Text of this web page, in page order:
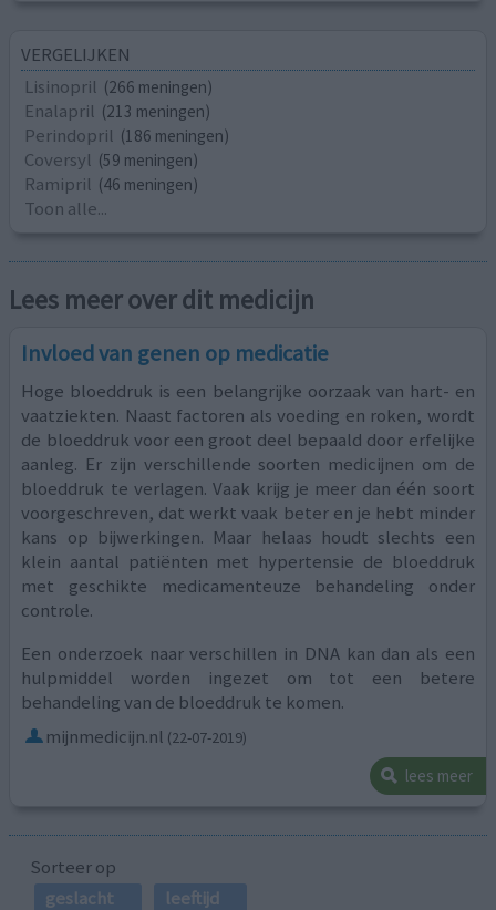
VERGELIJKEN
Lisinopril (266 meningen)
Enalapril (213 meningen)
Perindopril (186 meningen)
Coversyl (59 meningen)
Ramipril (46 meningen)
Toon alle...
Lees meer over dit medicijn
Invloed van genen op medicatie
Hoge bloeddruk is een belangrijke oorzaak van hart- en
vaatziekten. Naast factoren als voeding en roken, wordt
de bloeddruk voor een groot deel bepaald door erfelijke
aanleg. Er zijn verschillende soorten medicijnen om de
bloeddruk te verlagen. Vaak krijg je meer dan één soort
voorgeschreven, dat werkt vaak beter en je hebt minder
kans op bijwerkingen. Maar helaas houdt slechts een
klein aantal patiënten met hypertensie de bloeddruk
met geschikte medicamenteuze behandeling onder
controle.
Een onderzoek naar verschillen in DNA kan dan als een
hulpmiddel worden ingezet om tot een betere
behandeling van de bloeddruk te komen.
mijnmedicijn.nl (22-07-2019)
lees meer
Sorteer op
geslacht
leeftijd